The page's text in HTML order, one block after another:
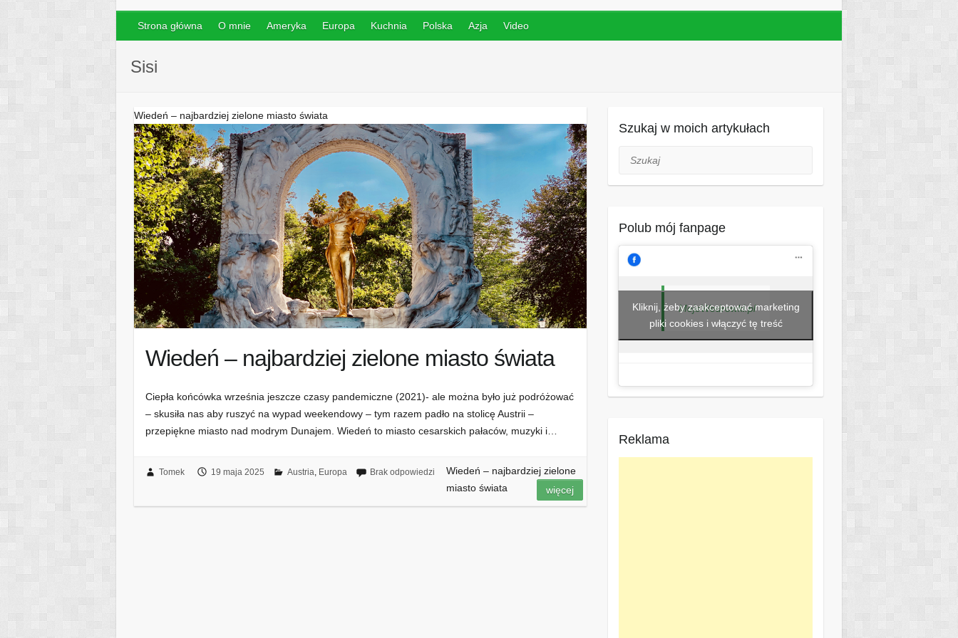
Strona główna O mnie Ameryka Europa Kuchnia Polska Azja Video
Sisi
Wiedeń – najbardziej zielone miasto świata
Wiedeń – najbardziej zielone miasto świata
Ciepła końcówka września jeszcze czasy pandemiczne (2021)- ale można było już podróżować
– skusiła nas aby ruszyć na wypad weekendowy – tym razem padło na stolicę Austrii –
przepiękne miasto nad modrym Dunajem. Wiedeń to miasto cesarskich pałaców, muzyki i…
Tomek 19 maja 2025 Austria, Europa Brak odpowiedzi
Wiedeń – najbardziej zielone
miasto świata
więcej
Szukaj w moich artykułach
Szukaj
Polub mój fanpage
MojeWedrowki.pl
Kliknij, żeby zaakceptować marketing
pliki cookies i włączyć tę treść
Reklama